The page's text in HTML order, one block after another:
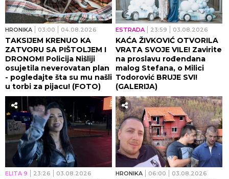
HRONIKA 03:00 04.08.2026
TAKSIJEM KRENUO KA
ZATVORU SA PIŠTOLJEM I
DRONOM! Policija Nišliji
osujetila neverovatan plan
- pogledajte šta su mu našli
u torbi za pijacu! (FOTO)
ESTRADA 23:59 03.08.2026
KAĆA ŽIVKOVIĆ OTVORILA
VRATA SVOJE VILE! Zavirite
na proslavu rođendana
malog Stefana, o Milici
Todorović BRUJE SVI!
(GALERIJA)
ELITA 9 23:26 03.08.2026 HRONIKA 06:00 03.08.2026